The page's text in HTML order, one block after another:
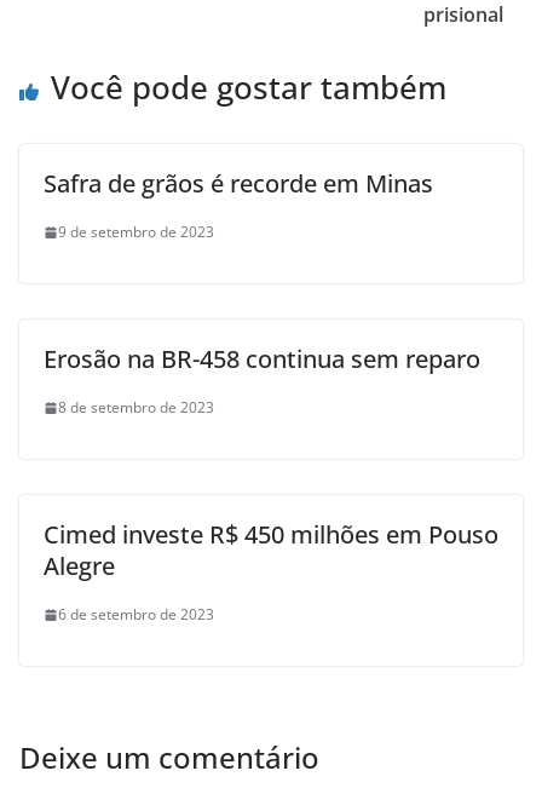
prisional
Você pode gostar também
Safra de grãos é recorde em Minas
9 de setembro de 2023
Erosão na BR-458 continua sem reparo
8 de setembro de 2023
Cimed investe R$ 450 milhões em Pouso
Alegre
6 de setembro de 2023
Deixe um comentário